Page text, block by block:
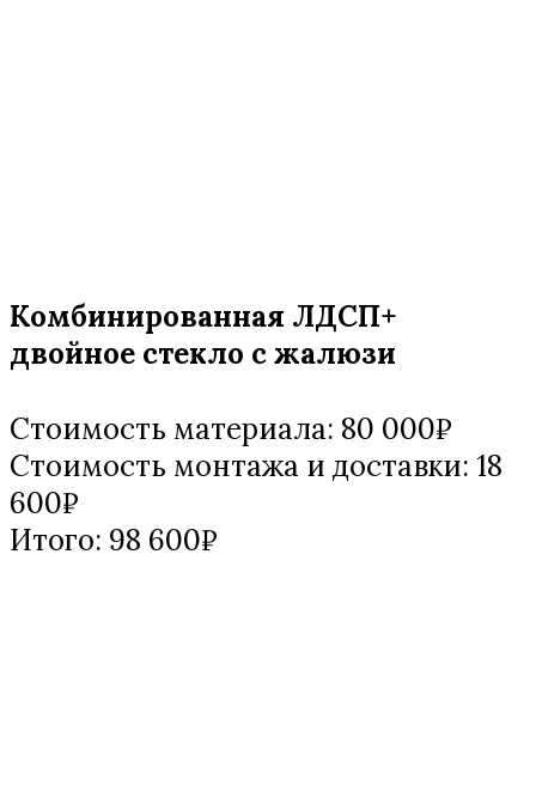
Комбинированная ЛДСП+
двойное стекло с жалюзи
Стоимость материала: 80 000₽
Стоимость монтажа и доставки: 18
600₽
Итого: 98 600₽